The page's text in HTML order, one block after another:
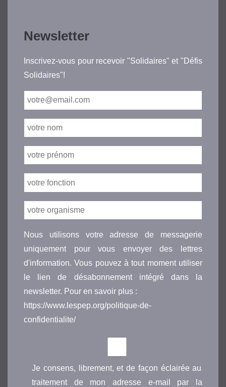
Newsletter
Inscrivez-vous pour recevoir "Solidaires" et "Défis
Solidaires"!
Nous utilisons votre adresse de messagerie
uniquement pour vous envoyer des lettres
d'information. Vous pouvez à tout moment utiliser
le lien de désabonnement intégré dans la
newsletter. Pour en savoir plus :
https://www.lespep.org/politique-de-
confidentialite/
Je consens, librement, et de façon éclairée au
traitement de mon adresse e-mail par la